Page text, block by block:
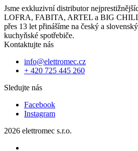
Jsme exkluzivní distributor
LOFRA, FABITA, ARTEL a BIG CHILL
přes 13 let přinášíme na český a
kuchyňské spotřebiče.
Kontaktujte nás
info@elettromec.cz
+ 420 725 445 260
Sledujte nás
Facebook
Instagram
2026 elettromec s.r.o.